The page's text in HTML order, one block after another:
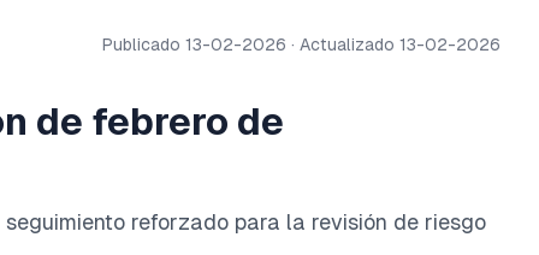
Publicado 13-02-2026 · Actualizado 13-02-2026
de febrero de
reforzado para la revisión de riesgo